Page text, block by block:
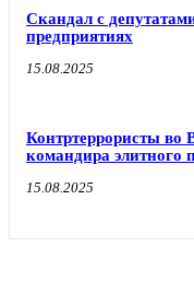
Скандал с
предприятиях
15.08.2025
Контртеррористы во
командира элитного
15.08.2025